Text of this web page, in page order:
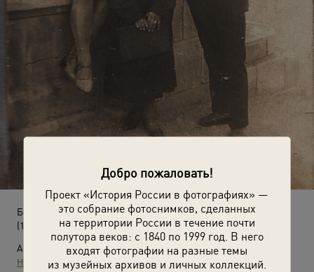
Добро пожаловать!
Проект «История России в фотографиях» —
это собрание фотоснимков, сделанных
на территории России в течение почти
полутора веков: с 1840 по 1999 год. В него
входят фотографии на разные темы
из музейных архивов и личных коллекций.
Без названия
(1 октября 1921 - 31 декабря 1935)
Автор:
Неизвестный автор